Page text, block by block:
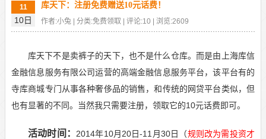
11
10日
库天下：注册免费赠送10元话费！
作者:小兔 | 分类:免费领取 | 评论:10 | 浏览:2609
库天下不是卖裤子的天下，也不是什么仓库。而是由上海库信
金融信息服务有限公司运营的高端金融信息服务平台，该平台有的
寺库商城专门从事各种奢侈品的销售，和传统的网贷平台类似，但
也有显著的不同。当然我只需要注册，领取它的10元话费即可。
活动时间： 2014年10月20日-11月30日（规则改为需投资才